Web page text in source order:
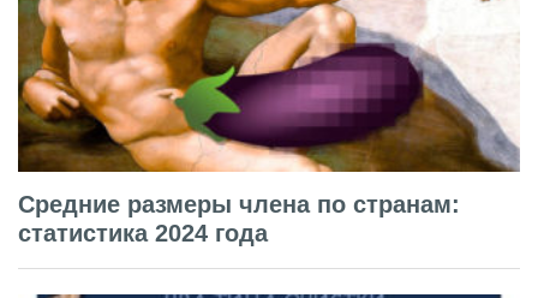
Средние размеры члена по странам:
статистика 2024 года